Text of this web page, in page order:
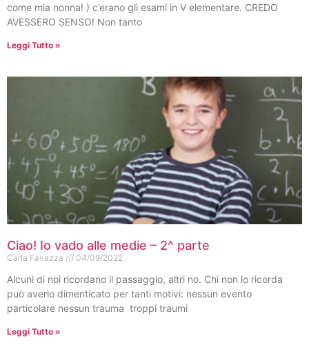
come mia nonna! ) c’erano gli esami in V elementare. CREDO
AVESSERO SENSO! Non tanto
Leggi Tutto »
Ciao! Io vado alle medie – 2^ parte
Carla Favazza 04/09/2022
Alcuni di noi ricordano il passaggio, altri no. Chi non lo ricorda
può averlo dimenticato per tanti motivi: nessun evento
particolare nessun trauma troppi traumi
Leggi Tutto »